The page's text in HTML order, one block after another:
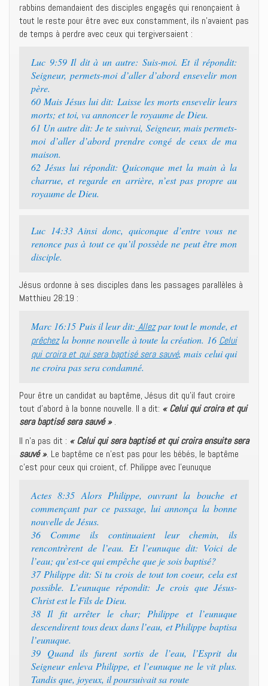
rabbins demandaient des disciples engagés qui renonçaient à
tout le reste pour être avec eux constamment, ils n’avaient pas
de temps à perdre avec ceux qui tergiversaient :
Luc 9:59 Il dit à un autre: Suis-moi. Et il répondit:
Seigneur, permets-moi d’aller d’abord ensevelir mon
père.
60 Mais Jésus lui dit: Laisse les morts ensevelir leurs
morts; et toi, va annoncer le royaume de Dieu.
61 Un autre dit: Je te suivrai, Seigneur, mais permets-
moi d’aller d’abord prendre congé de ceux de ma
maison.
62 Jésus lui répondit: Quiconque met la main à la
charrue, et regarde en arrière, n’est pas propre au
royaume de Dieu.
Luc 14:33 Ainsi donc, quiconque d’entre vous ne
renonce pas à tout ce qu’il possède ne peut être mon
disciple.
Jésus ordonne à ses disciples dans les passages parallèles à
Matthieu 28:19 :
Marc 16:15 Puis il leur dit: Allezpar tout le monde, et
prêchezla bonne nouvelle à toute la création. 16 Celui
qui croira et qui sera baptisé sera sauvé, mais celui qui
ne croira pas sera condamné.
Pour être un candidat au baptême, Jésus dit qu’il faut croire
tout d’abord à la bonne nouvelle. Il a dit: « Celui qui croira et qui
sera baptisé sera sauvé ».
Il n’a pas dit : « Celui qui sera baptisé et qui croira ensuite sera
sauvé ». Le baptême ce n’est pas pour les bébés, le baptême
c’est pour ceux qui croient, cf. Philippe avec l’eunuque
Actes 8:35 Alors Philippe, ouvrant la bouche et
commençant par ce passage, lui annonça la bonne
nouvelle de Jésus.
36 Comme ils continuaient leur chemin, ils
rencontrèrent de l’eau. Et l’eunuque dit: Voici de
l’eau; qu’est-ce qui empêche que je sois baptisé?
37 Philippe dit: Si tu crois de tout ton coeur, cela est
possible. L’eunuque répondit: Je crois que Jésus-
Christ est le Fils de Dieu.
38 Il fit arrêter le char; Philippe et l’eunuque
descendirent tous deux dans l’eau, et Philippe baptisa
l’eunuque.
39 Quand ils furent sortis de l’eau, l’Esprit du
Seigneur enleva Philippe, et l’eunuque ne le vit plus.
Tandis que, joyeux, il poursuivait sa route